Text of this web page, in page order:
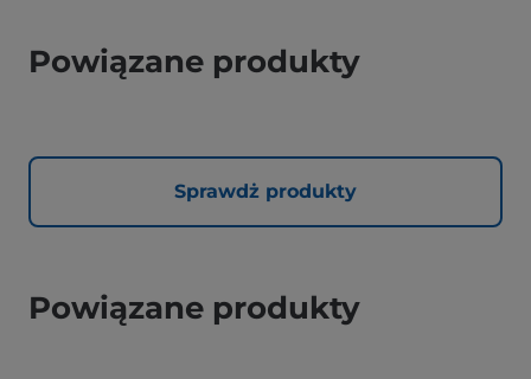
Powiązane produkty
Sprawdż produkty
Powiązane produkty